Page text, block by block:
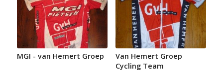
MGI - van Hemert Groep
Van Hemert Groep
Cycling Team